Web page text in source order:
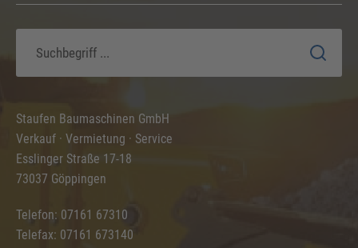
Staufen Baumaschinen GmbH
Verkauf · Vermietung · Service
Esslinger Straße 17-18
73037 Göppingen
Telefon: 07161 67310
Telefax: 07161 673140